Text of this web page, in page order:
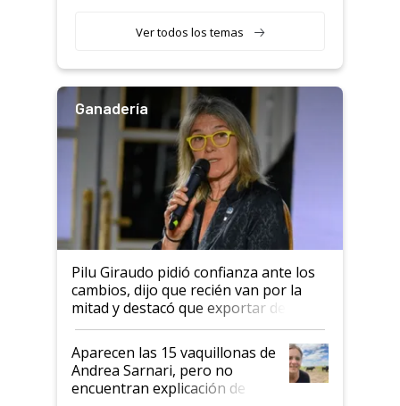
Ver todos los temas
Ganadería
Pilu Giraudo pidió confianza ante los
cambios, dijo que recién van por la
mitad y destacó que exportar dejó de
ser "para unos pocos": "Tenemos un
mandato muy claro del gobierno
nacional"
Aparecen las 15 vaquillonas de
Andrea Sarnari, pero no
encuentran explicación de